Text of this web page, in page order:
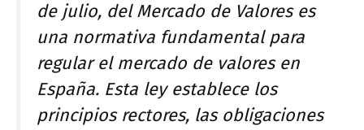
de julio, del Mercado de Valores es
una normativa fundamental para
regular el mercado de valores en
España. Esta ley establece los
principios rectores, las obligaciones